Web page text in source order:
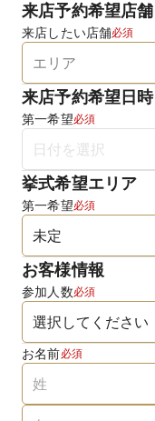
来店予約希望店舗
来店したい店舗必須
来店予約希望日時
第一希望必須
挙式希望エリア
第一希望必須
お客様情報
参加人数必須
お名前必須